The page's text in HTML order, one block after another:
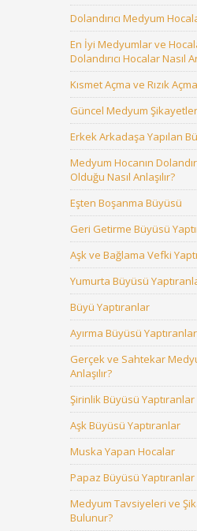
Dolandırıcı Medyum
En İyi Medyumlar ve
Dolandırıcı Hocalar Nasıl
Kısmet Açma ve Rızık
Güncel Medyum
Erkek Arkadaşa Yapılan
Medyum Hocanın
Olduğu Nasıl Anlaşılır?
Eşten Boşanma Büyüsü
Geri Getirme Büyüsü
Aşk ve Bağlama Vefki
Yumurta Büyüsü
Büyü Yaptıranlar
Ayırma Büyüsü Yaptıranlar
Gerçek ve Sahtekar
Anlaşılır?
Şirinlik Büyüsü Yaptıranlar
Aşk Büyüsü Yaptıranlar
Muska Yapan Hocalar
Papaz Büyüsü Yaptıranlar
Medyum Tavsiyeleri ve
Bulunur?